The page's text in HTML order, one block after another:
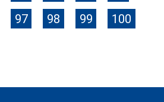
97 98 99
100